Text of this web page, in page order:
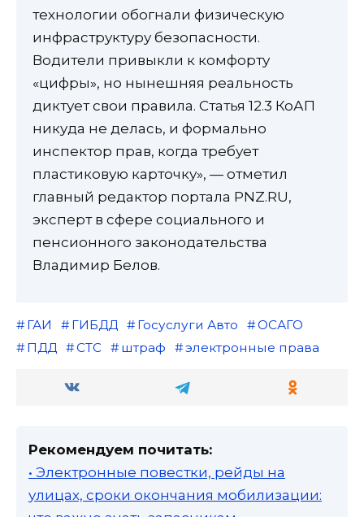
технологии обогнали физическую
инфраструктуру безопасности.
Водители привыкли к комфорту
«цифры», но нынешняя реальность
диктует свои правила. Статья 12.3 КоАП
никуда не делась, и формально
инспектор прав, когда требует
пластиковую карточку», — отметил
главный редактор портала PNZ.RU,
эксперт в сфере социального и
пенсионного законодательства
Владимир Белов.
ГАИ ГИБДД Госуслуги Авто
ОСАГО
ПДД
СТС штраф электронные права
Рекомендуем почитать:
• Электронные повестки, рейды на
улицах, сроки окончания мобилизации: